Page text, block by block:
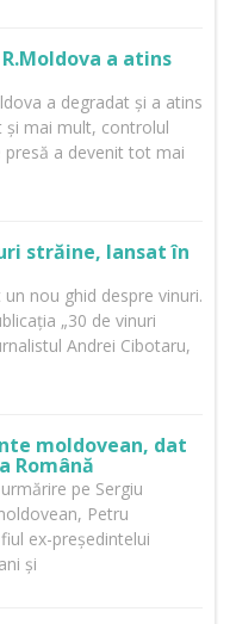
a atins
a degradat și a atins
și mai mult, controlul
a devenit tot mai
străine, lansat în
nou ghid despre vinuri.
„30 de vinuri
Andrei Cibotaru,
moldovean, dat
Română
pe Sergiu
Petru
ex-președintelui
și